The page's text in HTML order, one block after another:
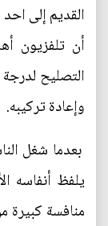
القديم إلى
أن تلفزيون
التصليح
وإعادة تركيبه.
بعدما شغل
يلفظ أنفاسه
منافسة كبيرة